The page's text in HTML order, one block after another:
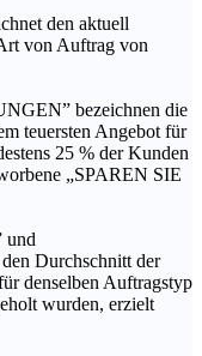
den aktuell
von Auftrag von
bezeichnen die
teuersten Angebot für
25 % der Kunden
„SPAREN SIE
und
Durchschnitt der
denselben Auftragstyp
wurden, erzielt